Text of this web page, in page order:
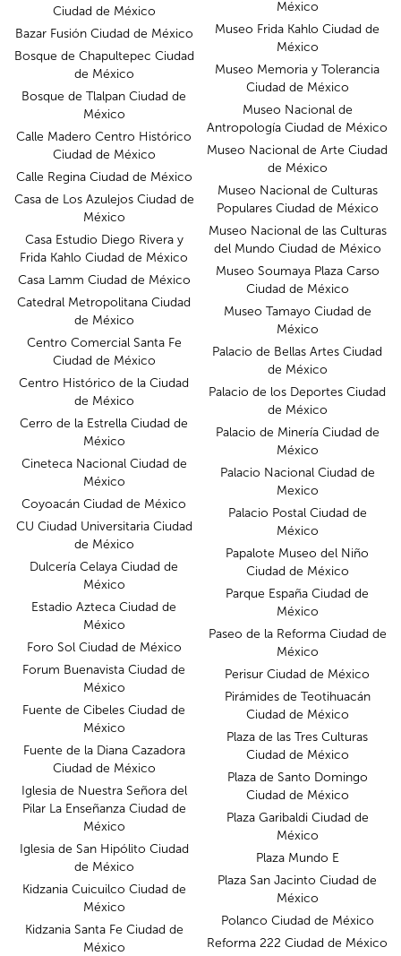
Ciudad de México
Bazar Fusión Ciudad de México
Bosque de Chapultepec Ciudad
de México
Bosque de Tlalpan Ciudad de
México
Calle Madero Centro Histórico
Ciudad de México
Calle Regina Ciudad de México
Casa de Los Azulejos Ciudad de
México
Casa Estudio Diego Rivera y
Frida Kahlo Ciudad de México
Casa Lamm Ciudad de México
Catedral Metropolitana Ciudad
de México
Centro Comercial Santa Fe
Ciudad de México
Centro Histórico de la Ciudad
de México
Cerro de la Estrella Ciudad de
México
Cineteca Nacional Ciudad de
México
Coyoacán Ciudad de México
CU Ciudad Universitaria Ciudad
de México
Dulcería Celaya Ciudad de
México
Estadio Azteca Ciudad de
México
Foro Sol Ciudad de México
Forum Buenavista Ciudad de
México
Fuente de Cibeles Ciudad de
México
Fuente de la Diana Cazadora
Ciudad de México
Iglesia de Nuestra Señora del
Pilar La Enseñanza Ciudad de
México
Iglesia de San Hipólito Ciudad
de México
Kidzania Cuicuilco Ciudad de
México
Kidzania Santa Fe Ciudad de
México
México
Museo Frida Kahlo Ciudad de
México
Museo Memoria y Tolerancia
Ciudad de México
Museo Nacional de
Antropología Ciudad de México
Museo Nacional de Arte Ciudad
de México
Museo Nacional de Culturas
Populares Ciudad de México
Museo Nacional de las Culturas
del Mundo Ciudad de México
Museo Soumaya Plaza Carso
Ciudad de México
Museo Tamayo Ciudad de
México
Palacio de Bellas Artes Ciudad
de México
Palacio de los Deportes Ciudad
de México
Palacio de Minería Ciudad de
México
Palacio Nacional Ciudad de
Mexico
Palacio Postal Ciudad de
México
Papalote Museo del Niño
Ciudad de México
Parque España Ciudad de
México
Paseo de la Reforma Ciudad de
México
Perisur Ciudad de México
Pirámides de Teotihuacán
Ciudad de México
Plaza de las Tres Culturas
Ciudad de México
Plaza de Santo Domingo
Ciudad de México
Plaza Garibaldi Ciudad de
México
Plaza Mundo E
Plaza San Jacinto Ciudad de
México
Polanco Ciudad de México
Reforma 222 Ciudad de México